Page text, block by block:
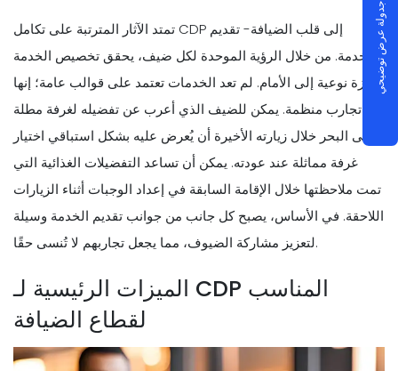
تمتد الآثار المترتبة على تكامل CDP إلى قلب الضيافة- تقديم
الخدمة. من خلال الرؤية الموحدة لكل ضيف، يحقق تخصيص الخدمة
قفزة نوعية إلى الأمام. لم تعد الخدمات تعتمد على قوالب عامة؛ إنها
تجارب منظمة. يمكن للضيف الذي أعرب عن تفضيله لغرفة مطلة
على البحر خلال زيارته الأخيرة أن يُعرض عليه بشكل استباقي اختيار
غرفة مماثلة عند عودته. يمكن أن تساعد التفضيلات الغذائية التي
تمت ملاحظتها خلال الإقامة السابقة في إعداد الوجبات أثناء الزيارات
اللاحقة. في الأساس، يصبح كل جانب من جوانب تقديم الخدمة وسيلة
لتعزيز مشاركة الضيوف، مما يجعل تجاربهم لا تُنسى حقًا.
الميزات الرئيسية لـ CDP المناسب
لقطاع الضيافة
جدولة عرض توضيحي